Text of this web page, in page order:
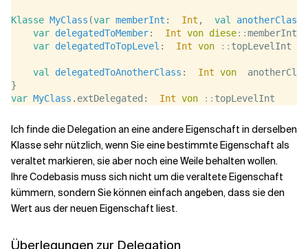
Klasse MyClass (var memberInt : Int , val
var delegatedToMember: Int von diese::memberInt
var delegatedToTopLevel : Int von :: topLevelInt
val delegatedToAnotherClass : Int von
}
var MyClass .extDelegated: Int von :: topLevelInt
Ich finde die Delegation an eine andere Eigenschaft in derselben
Klasse sehr nützlich, wenn Sie eine bestimmte Eigenschaft als
veraltet markieren, sie aber noch eine Weile behalten wollen.
Ihre Codebasis muss sich nicht um die veraltete Eigenschaft
kümmern, sondern Sie können einfach angeben, dass sie den
Wert aus der neuen Eigenschaft liest.
Überlegungen zur Delegation